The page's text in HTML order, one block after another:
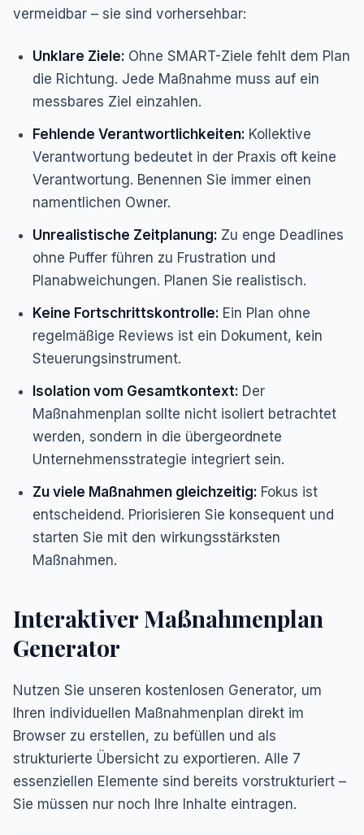
vermeidbar – sie sind vorhersehbar:
Unklare Ziele: Ohne SMART-Ziele fehlt dem Plan
die Richtung. Jede Maßnahme muss auf ein
messbares Ziel einzahlen.
Fehlende Verantwortlichkeiten: Kollektive
Verantwortung bedeutet in der Praxis oft keine
Verantwortung. Benennen Sie immer einen
namentlichen Owner.
Unrealistische Zeitplanung: Zu enge Deadlines
ohne Puffer führen zu Frustration und
Planabweichungen. Planen Sie realistisch.
Keine Fortschrittskontrolle: Ein Plan ohne
regelmäßige Reviews ist ein Dokument, kein
Steuerungsinstrument.
Isolation vom Gesamtkontext: Der
Maßnahmenplan sollte nicht isoliert betrachtet
werden, sondern in die übergeordnete
Unternehmensstrategie integriert sein.
Zu viele Maßnahmen gleichzeitig: Fokus ist
entscheidend. Priorisieren Sie konsequent und
starten Sie mit den wirkungsstärksten
Maßnahmen.
Interaktiver Maßnahmenplan
Generator
Nutzen Sie unseren kostenlosen Generator, um
Ihren individuellen Maßnahmenplan direkt im
Browser zu erstellen, zu befüllen und als
strukturierte Übersicht zu exportieren. Alle 7
essenziellen Elemente sind bereits vorstrukturiert –
Sie müssen nur noch Ihre Inhalte eintragen.